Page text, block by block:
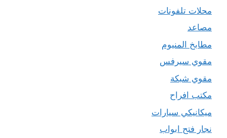
محلات تلفونات
مصاعد
مطابخ المنيوم
مقوي سيرفس
مقوي شبكة
مكتب افراح
ميكانيكي سيارات
نجار فتح ابواب